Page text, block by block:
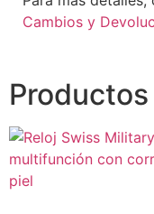
Cambios y